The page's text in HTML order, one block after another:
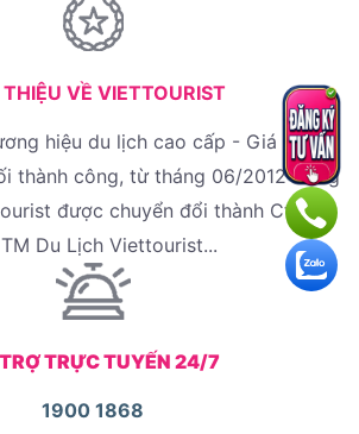
THIỆU VỀ VIETTOURIST
hiệu du lịch cao cấp - Giá rẻ tại
thành công, từ tháng 06/2012 trung
được chuyển đổi thành Cty CP
Du Lịch Viettourist...
TRỰC TUYẾN 24/7
1900 1868